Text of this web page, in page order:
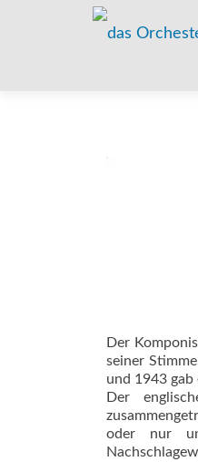
Der
seiner
und 1943 gab
Der
oder nur